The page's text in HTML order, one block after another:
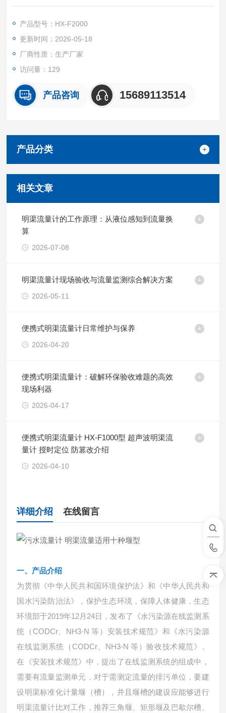
值，进行比对试验，每2 min记录一次数据对，连续记录6次，计
对误差。污水流量计 明渠流量适用十种堰型
产品型号：HX-F2000
更新时间：2026-05-18
厂商性质：生产厂家
访问量：129
产品咨询 15689113514
产品分类
相关文章
明渠流量计的工作原理：从液位感知到流量换
算
2026-07-08
明渠流量计现场验收与流量监测综合解决方案
2026-05-11
便携式明渠流量计日常维护与保养
2026-04-20
便携式明渠流量计：破解环保验收难题的高效
现场利器
2026-04-17
便携式明渠流量计 HX-F1000型 超声波明渠流
量计 授时定位 防篡改介绍
2026-04-10
详细介绍 在线留言
一、 产品介绍
为贯彻《中华人民共和国环境保护法》和《中华人民共和
国水污染防治法》，保护生态环境，保障人体健康，生态
环境部于2019年12月24日，发布了《水污染源在线监测系
统（CODCr、NH3-N 等）安装技术规范》和《水污染源
在线监测系统（CODCr、NH3-N 等）验收技术规范》。
在《安装技术规范》中，提出了在线监测系统的组成中，
需要有流量监测单元，对于需测定流量的排污单位，要建
设明渠标准化计量堰（槽），并且堰槽的建设应能够进行
明渠流量计比对工作，推荐三角堰、矩形堰及巴歇尔槽。